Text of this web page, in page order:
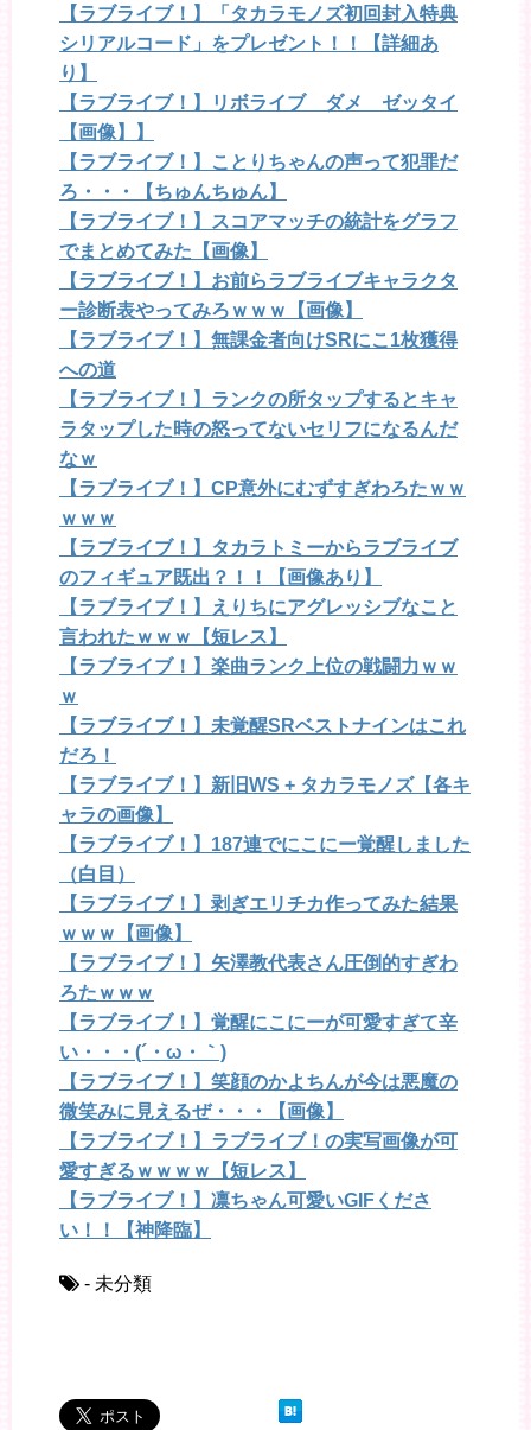
【ラブライブ！】「タカラモノズ初回封入特典
シリアルコード」をプレゼント！！【詳細あ
り】
【ラブライブ！】リボライブ ダメ ゼッタイ
【画像】】
【ラブライブ！】ことりちゃんの声って犯罪だ
ろ・・・【ちゅんちゅん】
【ラブライブ！】スコアマッチの統計をグラフ
でまとめてみた【画像】
【ラブライブ！】お前らラブライブキャラクタ
ー診断表やってみろｗｗｗ【画像】
【ラブライブ！】無課金者向けSRにこ1枚獲得
への道
【ラブライブ！】ランクの所タップするとキャ
ラタップした時の怒ってないセリフになるんだ
なｗ
【ラブライブ！】CP意外にむずすぎわろたｗｗ
ｗｗｗ
【ラブライブ！】タカラトミーからラブライブ
のフィギュア既出？！！【画像あり】
【ラブライブ！】えりちにアグレッシブなこと
言われたｗｗｗ【短レス】
【ラブライブ！】楽曲ランク上位の戦闘力ｗｗ
ｗ
【ラブライブ！】未覚醒SRベストナインはこれ
だろ！
【ラブライブ！】新旧WS + タカラモノズ【各キ
ャラの画像】
【ラブライブ！】187連でにこにー覚醒しました
（白目）
【ラブライブ！】剥ぎエリチカ作ってみた結果
ｗｗｗ【画像】
【ラブライブ！】矢澤教代表さん圧倒的すぎわ
ろたｗｗｗ
【ラブライブ！】覚醒にこにーが可愛すぎて辛
い・・・(´・ω・｀)
【ラブライブ！】笑顔のかよちんが今は悪魔の
微笑みに見えるぜ・・・【画像】
【ラブライブ！】ラブライブ！の実写画像が可
愛すぎるｗｗｗｗ【短レス】
【ラブライブ！】凛ちゃん可愛いGIFくださ
い！！【神降臨】
- 未分類